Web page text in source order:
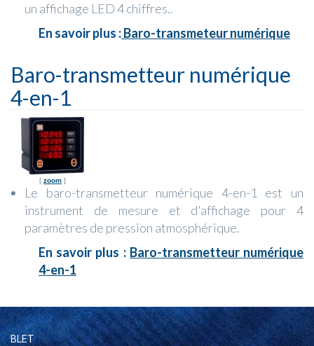
un affichage LED 4 chiffres..
En savoir plus :Baro-transmeteur numérique
Baro-transmetteur numérique
4-en-1
[ zoom ]
Le baro-transmetteur numérique 4-en-1 est un
instrument de mesure et d'affichage pour 4
paramètres de pression atmosphérique.
En savoir plus : Baro-transmetteur numérique
4-en-1
BLET